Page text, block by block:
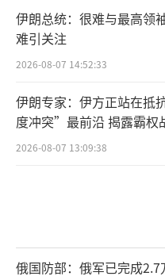
泽连斯基：呼吁
尽管对美乌在沙
俄罗斯施压以促使
泽连斯基称，
需要向（俄总统）
伊朗总统：很难与最高领
难引关注
2026-08-07 14:52:33
伊朗专家：伊方正站在抵
度冲突”最前沿 揭露霸权
2026-08-07 13:09:38
俄国防部：俄军已完成2.7